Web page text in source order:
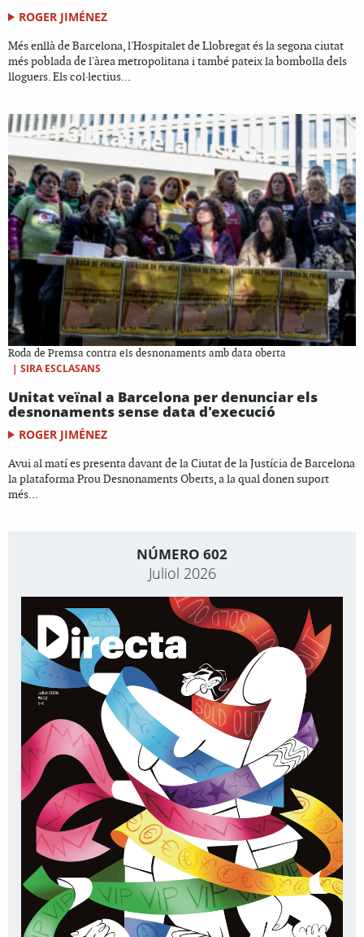
ROGER JIMÉNEZ
Més enllà de Barcelona, l'Hospitalet de Llobregat és la segona ciutat
més poblada de l'àrea metropolitana i també pateix la bombolla dels
lloguers. Els col·lectius...
Roda de Premsa contra els desnonaments amb data oberta
| SIRA ESCLASANS
Unitat veïnal a Barcelona per denunciar els
desnonaments sense data d'execució
ROGER JIMÉNEZ
Avui al matí es presenta davant de la Ciutat de la Justícia de Barcelona
la plataforma Prou Desnonaments Oberts, a la qual donen suport
més...
NÚMERO 602
Juliol 2026